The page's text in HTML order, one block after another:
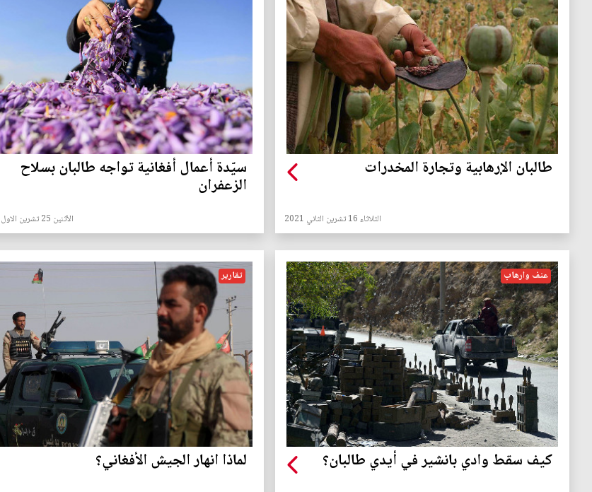
طالبان الإرهابية وتجارة المخدرات
الثلاثاء 16 تشرين الثاني 2021
سيّدة أعمال أفغانية تواجه طالبان بسلاح
الزعفران
الأثنين 25 تشرين الاول 2021
عنف وارهاب
كيف سقط وادي بانشير في أيدي طالبان؟
تقارير
لماذا انهار الجيش الأفغاني؟